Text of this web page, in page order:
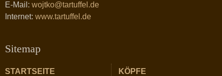
E-Mail: wojtko@tartuffel.de
Internet: www.tartuffel.de
Sitemap
STARTSEITE
KÖPFE